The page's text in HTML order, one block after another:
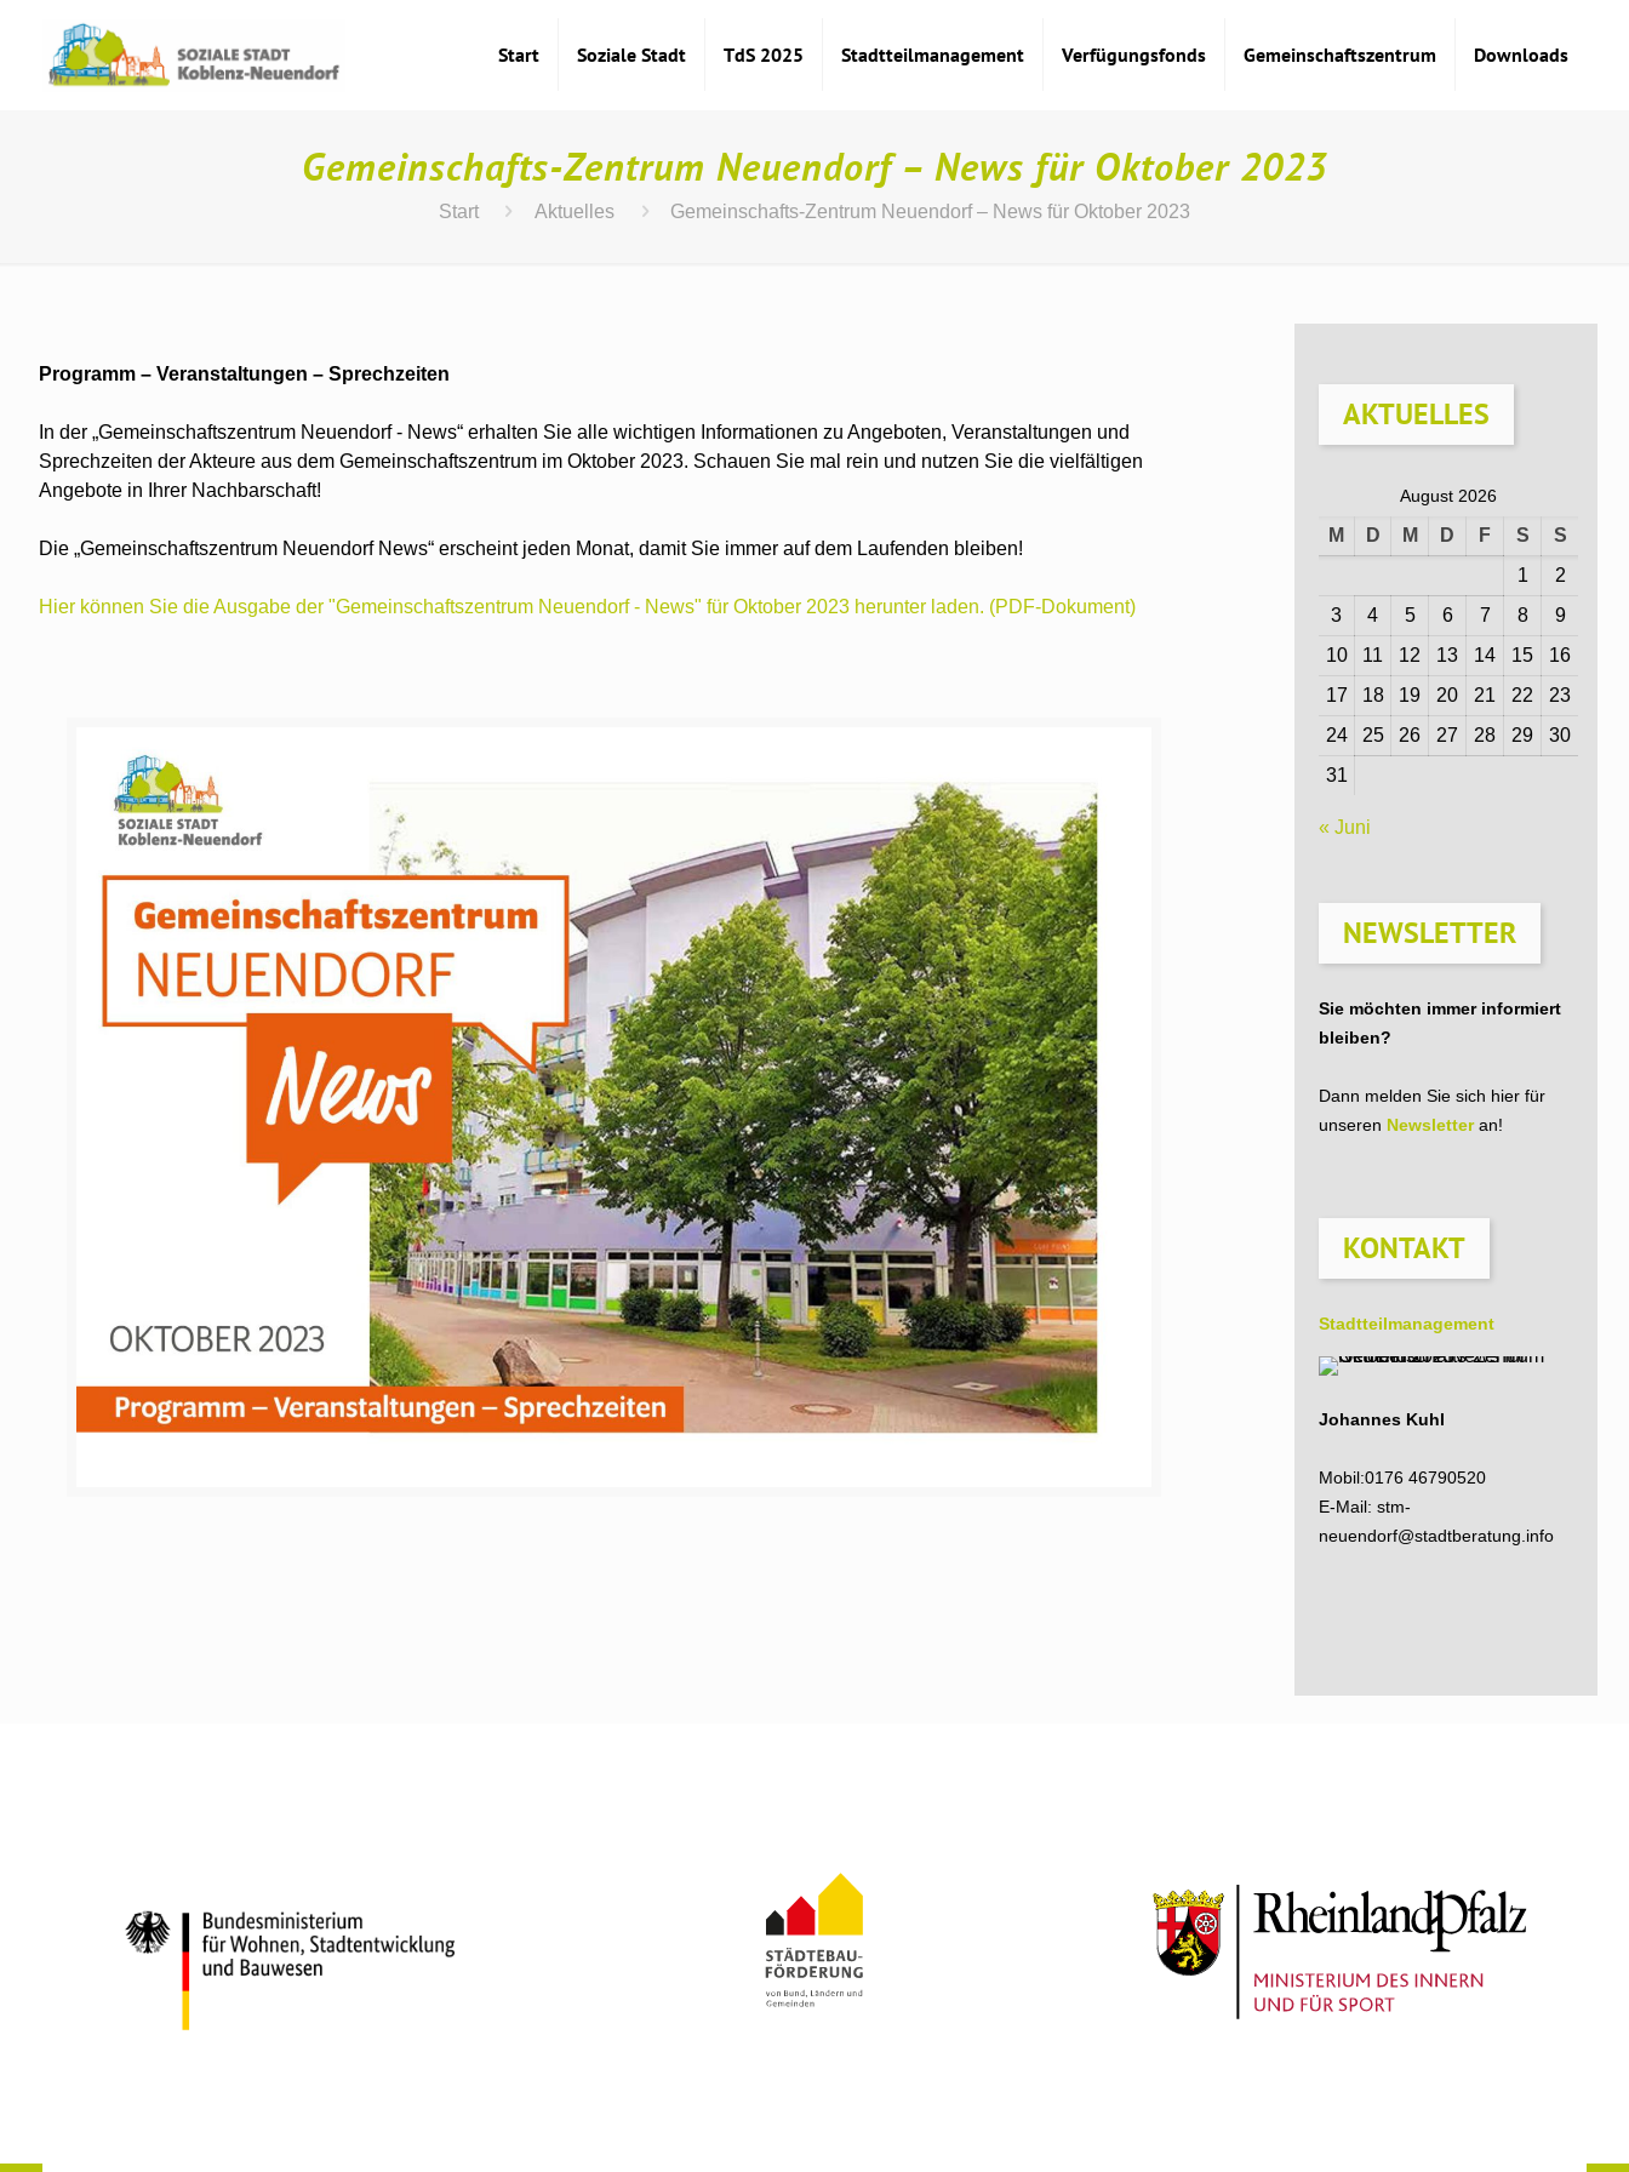
Start Soziale Stadt TdS 2025 Stadtteilmanagement Verfügungsfonds Gemeinschaftszentrum Downloads
Gemeinschafts-Zentrum Neuendorf – News für Oktober 2023
Start Aktuelles Gemeinschafts-Zentrum Neuendorf – News für Oktober 2023
Programm – Veranstaltungen – Sprechzeiten
In der „Gemeinschaftszentrum Neuendorf - News“ erhalten Sie alle wichtigen Informationen zu Angeboten, Veranstaltungen und
Sprechzeiten der Akteure aus dem Gemeinschaftszentrum im Oktober 2023. Schauen Sie mal rein und nutzen Sie die vielfältigen
Angebote in Ihrer Nachbarschaft!
Die „Gemeinschaftszentrum Neuendorf News“ erscheint jeden Monat, damit Sie immer auf dem Laufenden bleiben!
Hier können Sie die Ausgabe der "Gemeinschaftszentrum Neuendorf - News" für Oktober 2023 herunter laden. (PDF-Dokument)
AKTUELLES
August 2026
M D M D F S
S
1
2
3
4 5 6 7 8
9
10
11 12 13 14 15
16
17
18 19 20 21 22
23
24
25 26 27 28 29
30
31
« Juni
NEWSLETTER
Sie möchten immer informiert
bleiben?
Dann melden Sie sich hier für
unseren Newsletteran!
KONTAKT
Stadtteil­management
Johannes Kuhl
Mobil:0176 46790520
E-Mail: stm-
neuendorf@stadtberatung.info